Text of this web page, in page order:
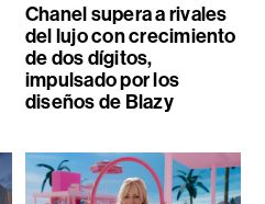
Chanel supera a rivales
del lujo con crecimiento
de dos dígitos,
impulsado por los
diseños de Blazy